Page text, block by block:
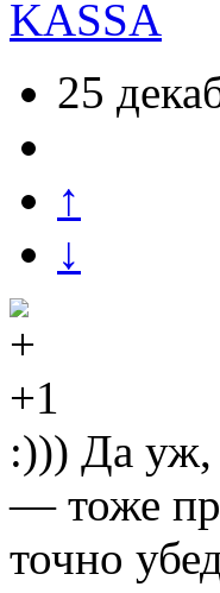
KASSA
25
↑
↓
+1
:))) Да уж,
— тоже
точно